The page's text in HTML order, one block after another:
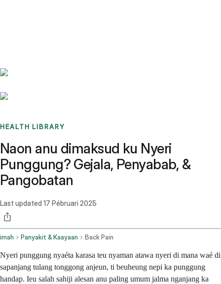
HEALTH LIBRARY
Naon anu dimaksud ku Nyeri
Punggung? Gejala, Penyabab, &
Pangobatan
Last updated 17 Pébruari 2025
imah Panyakit & Kaayaan Back Pain
Nyeri punggung nyaéta karasa teu nyaman atawa nyeri di mana waé di
sapanjang tulang tonggong anjeun, ti beuheung nepi ka punggung
handap. Ieu salah sahiji alesan anu paling umum jalma nganjang ka